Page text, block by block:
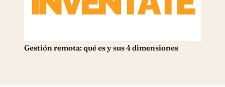
Gestión remota: qué es y sus 4 dimensiones